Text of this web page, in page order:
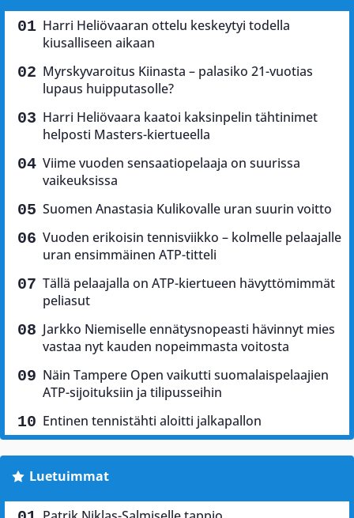
Harri Heliövaaran ottelu keskeytyi todella
kiusalliseen aikaan
Myrskyvaroitus Kiinasta – palasiko 21-vuotias
lupaus huipputasolle?
Harri Heliövaara kaatoi kaksinpelin tähtinimet
helposti Masters-kiertueella
Viime vuoden sensaatiopelaaja on suurissa
vaikeuksissa
Suomen Anastasia Kulikovalle uran suurin voitto
Vuoden erikoisin tennisviikko – kolmelle pelaajalle
uran ensimmäinen ATP-titteli
Tällä pelaajalla on ATP-kiertueen hävyttömimmät
peliasut
Jarkko Niemiselle ennätysnopeasti hävinnyt mies
vastaa nyt kauden nopeimmasta voitosta
Näin Tampere Open vaikutti suomalaispelaajien
ATP-sijoituksiin ja tilipusseihin
Entinen tennistähti aloitti jalkapallon
Luetuimmat